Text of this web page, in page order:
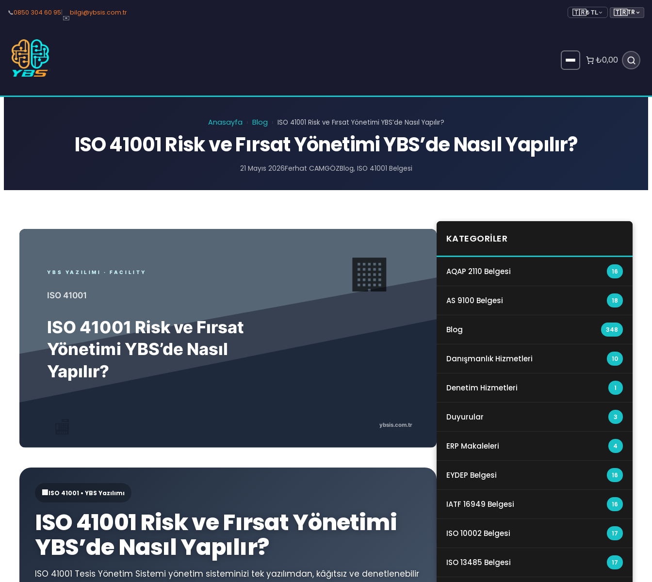
📞0850 304 60 95|
✉️
bilgi@ybsis.com.tr 🇹🇷₺ TL 🇹🇷TR
₺0,00
Anasayfa › Blog › ISO 41001 Risk ve Fırsat Yönetimi YBS’de Nasıl Yapılır?
ISO 41001 Risk ve Fırsat Yönetimi YBS’de Nasıl Yapılır?
21 Mayıs 2026Ferhat CAMGÖZBlog, ISO 41001 Belgesi
🏢ISO 41001 • YBS Yazılımı
ISO 41001 Risk ve Fırsat Yönetimi
YBS’de Nasıl Yapılır?
ISO 41001 Tesis Yönetim Sistemi yönetim sisteminizi tek yazılımdan, kâğıtsız ve denetlenebilir
KATEGORILER
AQAP 2110 Belgesi 16
AS 9100 Belgesi 18
Blog 348
Danışmanlık Hizmetleri 10
Denetim Hizmetleri 1
Duyurular 3
ERP Makaleleri 4
EYDEP Belgesi 16
IATF 16949 Belgesi 16
ISO 10002 Belgesi 17
ISO 13485 Belgesi 17